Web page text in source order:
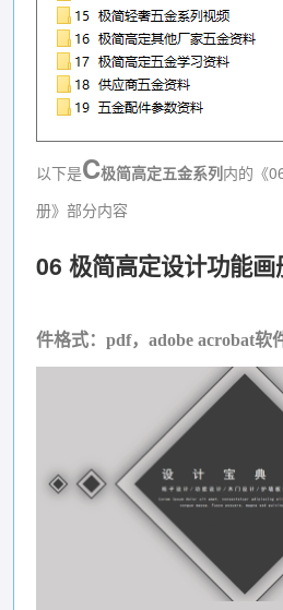
以下是C极简高定五金系列内的《
册》部分内容
06 极简高定设计功能画
件格式：pdf，adobe acrobat软